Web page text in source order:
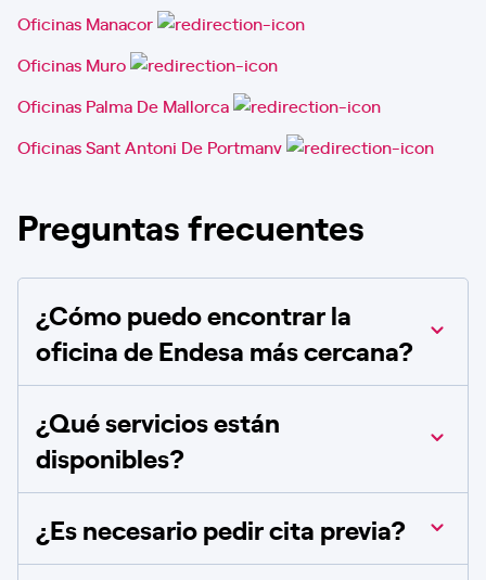
Oficinas Manacor
Oficinas Muro
Oficinas Palma De Mallorca
Oficinas Sant Antoni De Portmany
Preguntas frecuentes
¿Cómo puedo encontrar la
oficina de Endesa más cercana?
¿Qué servicios están
disponibles?
¿Es necesario pedir cita previa?